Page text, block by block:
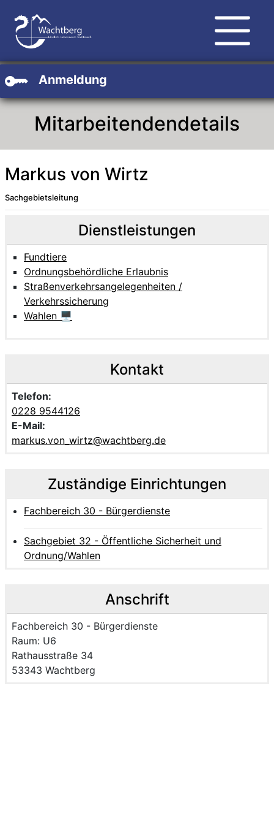
Anmeldung
Mitarbeitendendetails
Markus von Wirtz
Sachgebietsleitung
Beschreibung
Beschreibung Intern
Dienstleistungen
Fundtiere
Ordnungsbehördliche Erlaubnis
Straßenverkehrsangelegenheiten /
Verkehrssicherung
Wahlen 🖥
Kontakt
Telefon:
0228 9544126
E-Mail:
markus.von_wirtz@wachtberg.de
Zuständige Einrichtungen
Fachbereich 30 - Bürgerdienste
Sachgebiet 32 - Öffentliche Sicherheit und
Ordnung/Wahlen
Anschrift
Name der Einrichtung:
Fachbereich 30 - Bürgerdienste
Raum des Mitarbeitenden
Raum: U6
Strasse und Hausnummer
Rathausstraße 34
PLZ und Ort
53343 Wachtberg